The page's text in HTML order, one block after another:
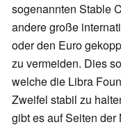
sogenannten Stable
andere große
oder den Euro
zu vermeiden. Dies
welche die Libra
Zweifel stabil zu
gibt es auf Seiten